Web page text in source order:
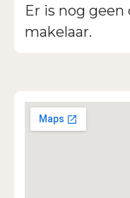
Er is nog
makelaar.